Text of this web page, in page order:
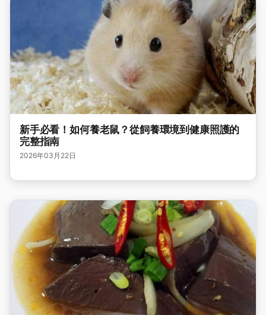
新手必看！如何養老鼠？從飼養環境到健康照護的
完整指南
2026年03月22日